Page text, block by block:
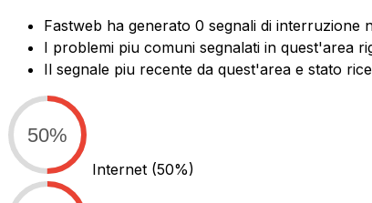
Fastweb ha generato 0 segnali di interruzione
I problemi piu comuni segnalati in quest'area
Il segnale piu recente da quest'area e stato
50%
Internet (50%)